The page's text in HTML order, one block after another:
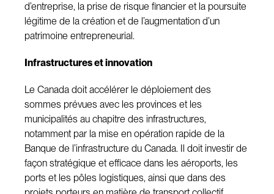
d’entreprise, la prise de risque financier et la poursuite
légitime de la création et de l’augmentation d’un
patrimoine entrepreneurial.
Infrastructures et innovation
Le Canada doit accélérer le déploiement des
sommes prévues avec les provinces et les
municipalités au chapitre des infrastructures,
notamment par la mise en opération rapide de la
Banque de l’infrastructure du Canada. Il doit investir de
façon stratégique et efficace dans les aéroports, les
ports et les pôles logistiques, ainsi que dans des